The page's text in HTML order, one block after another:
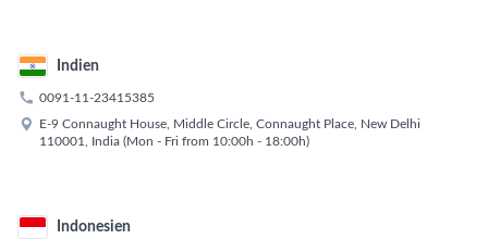
Indien
 0091-11-23415385

E-9 Connaught House, Middle Circle, Connaught Place, New Delhi
110001, India (Mon - Fri from 10:00h - 18:00h)
Indonesien